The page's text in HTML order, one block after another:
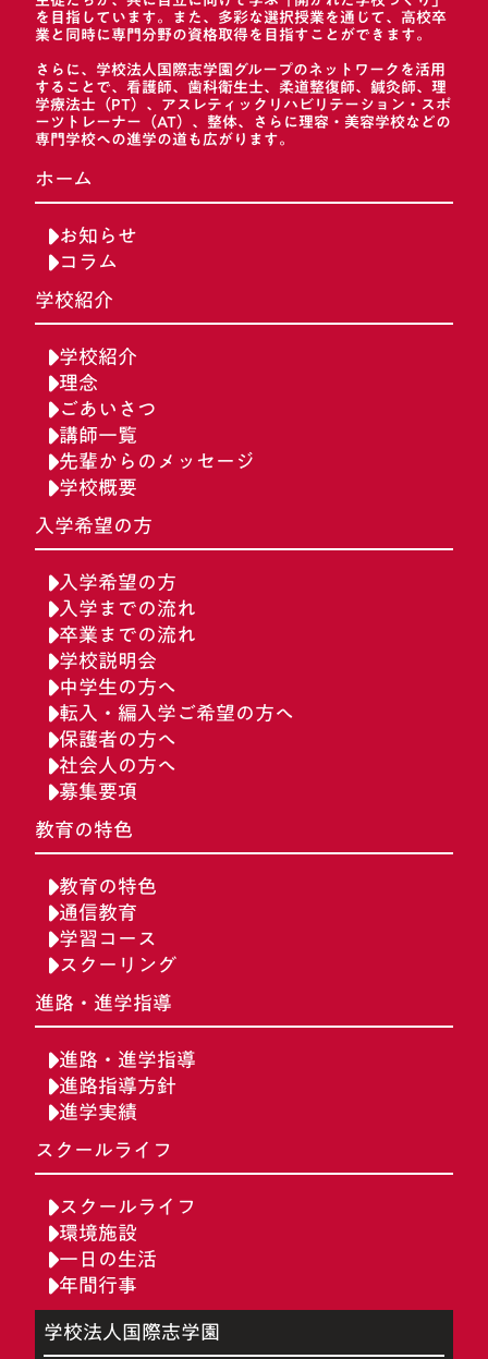
を目指しています。また、多彩な選択授業を通じて、高校卒
業と同時に専門分野の資格取得を目指すことができます。
さらに、学校法人国際志学園グループのネットワークを活用
することで、看護師、歯科衛生士、柔道整復師、鍼灸師、理
学療法士（PT）、アスレティックリハビリテーション・スポ
ーツトレーナー（AT）、整体、さらに理容・美容学校などの
専門学校への進学の道も広がります。
ホーム
お知らせ
コラム
学校紹介
学校紹介
理念
ごあいさつ
講師一覧
先輩からのメッセージ
学校概要
入学希望の方
入学希望の方
入学までの流れ
卒業までの流れ
学校説明会
中学生の方へ
転入・編入学ご希望の方へ
保護者の方へ
社会人の方へ
募集要項
教育の特色
教育の特色
通信教育
学習コース
スクーリング
進路・進学指導
進路・進学指導
進路指導方針
進学実績
スクールライフ
スクールライフ
環境施設
一日の生活
年間行事
学校法人国際志学園